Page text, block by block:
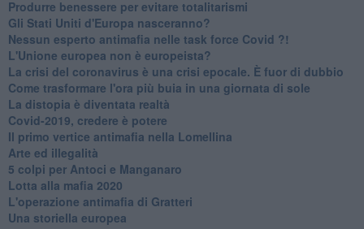
Produrre benessere per evitare totalitarismi
Gli Stati Uniti d'Europa nasceranno?
Nessun esperto antimafia nelle task force Covid ?!
L'Unione europea non è europeista?
La crisi del coronavirus è una crisi epocale. È fuor di dubbio
Come trasformare l'ora più buia in una giornata di sole
​La distopia è diventata realtà
Covid-2019, credere è potere
Il primo vertice antimafia nella Lomellina
Arte ed illegalità
​5 colpi per Antoci e Manganaro
Lotta alla mafia 2020
L'operazione antimafia di Gratteri
Una storiella europea